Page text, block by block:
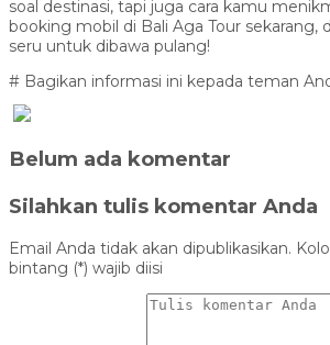
soal destinasi, tapi juga cara kamu
booking mobil di Bali Aga Tour sekarang,
seru untuk dibawa pulang!
# Bagikan informasi ini kepada teman
Belum ada komentar
Silahkan tulis komentar Anda
Email Anda tidak akan dipublikasikan.
bintang (*) wajib diisi